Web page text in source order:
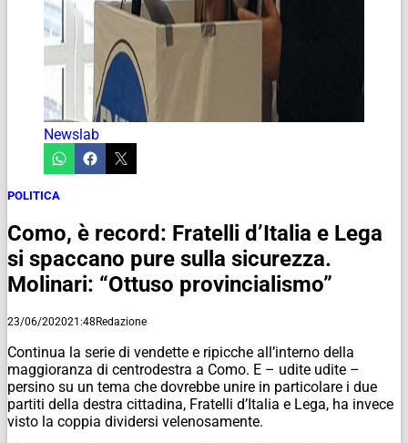
Newslab
POLITICA
Como, è record: Fratelli d’Italia e Lega
si spaccano pure sulla sicurezza.
Molinari: “Ottuso provincialismo”
23/06/202021:48Redazione
Continua la serie di vendette e ripicche all’interno della
maggioranza di centrodestra a Como. E – udite udite –
persino su un tema che dovrebbe unire in particolare i due
partiti della destra cittadina, Fratelli d’Italia e Lega, ha invece
visto la coppia dividersi velenosamente.